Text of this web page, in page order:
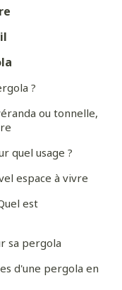
?
ou tonnelle,
quel usage ?
espace à vivre
est
sa pergola
d'une pergola en